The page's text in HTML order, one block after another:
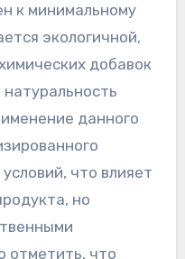
к минимальному
экологичной,
добавок
данного
что влияет
но
отметить, что